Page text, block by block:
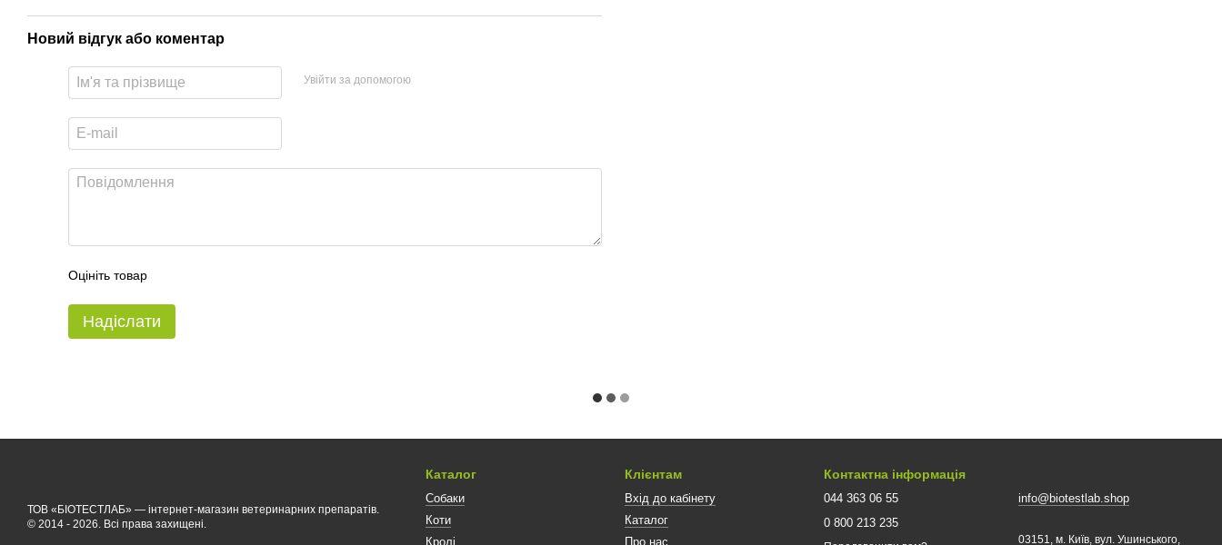
Новий відгук або коментар
Увійти за допомогою
Оцініть товар
Надіслати
ТОВ «БІОТЕСТЛАБ» — інтернет-магазин ветеринарних препаратів.
© 2014 - 2026. Всі права захищені.
Каталог
Собаки
Коти
Кролі
Клієнтам
Вхід до кабінету
Каталог
Про нас
Контактна інформація
044 363 06 55
0 800 213 235
info@biotestlab.shop
03151, м. Київ, вул. Ушинського,